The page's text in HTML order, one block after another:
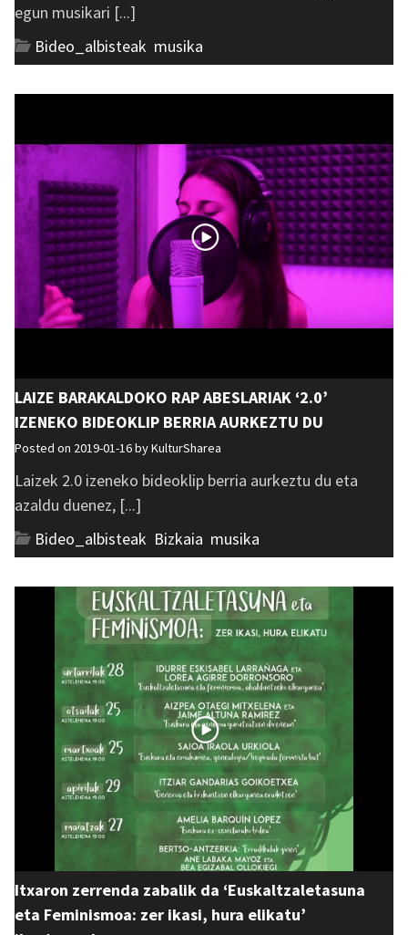
egun musikari [...]
Bideo_albisteak musika
LAIZE BARAKALDOKO RAP ABESLARIAK ‘2.0’
IZENEKO BIDEOKLIP BERRIA AURKEZTU DU
Posted on 2019-01-16 byKulturSharea
Laizek 2.0 izeneko bideoklip berria aurkeztu du eta
azaldu duenez, [...]
Bideo_albisteak Bizkaia musika
Itxaron zerrenda zabalik da ‘Euskaltzaletasuna
eta Feminismoa: zer ikasi, hura elikatu’